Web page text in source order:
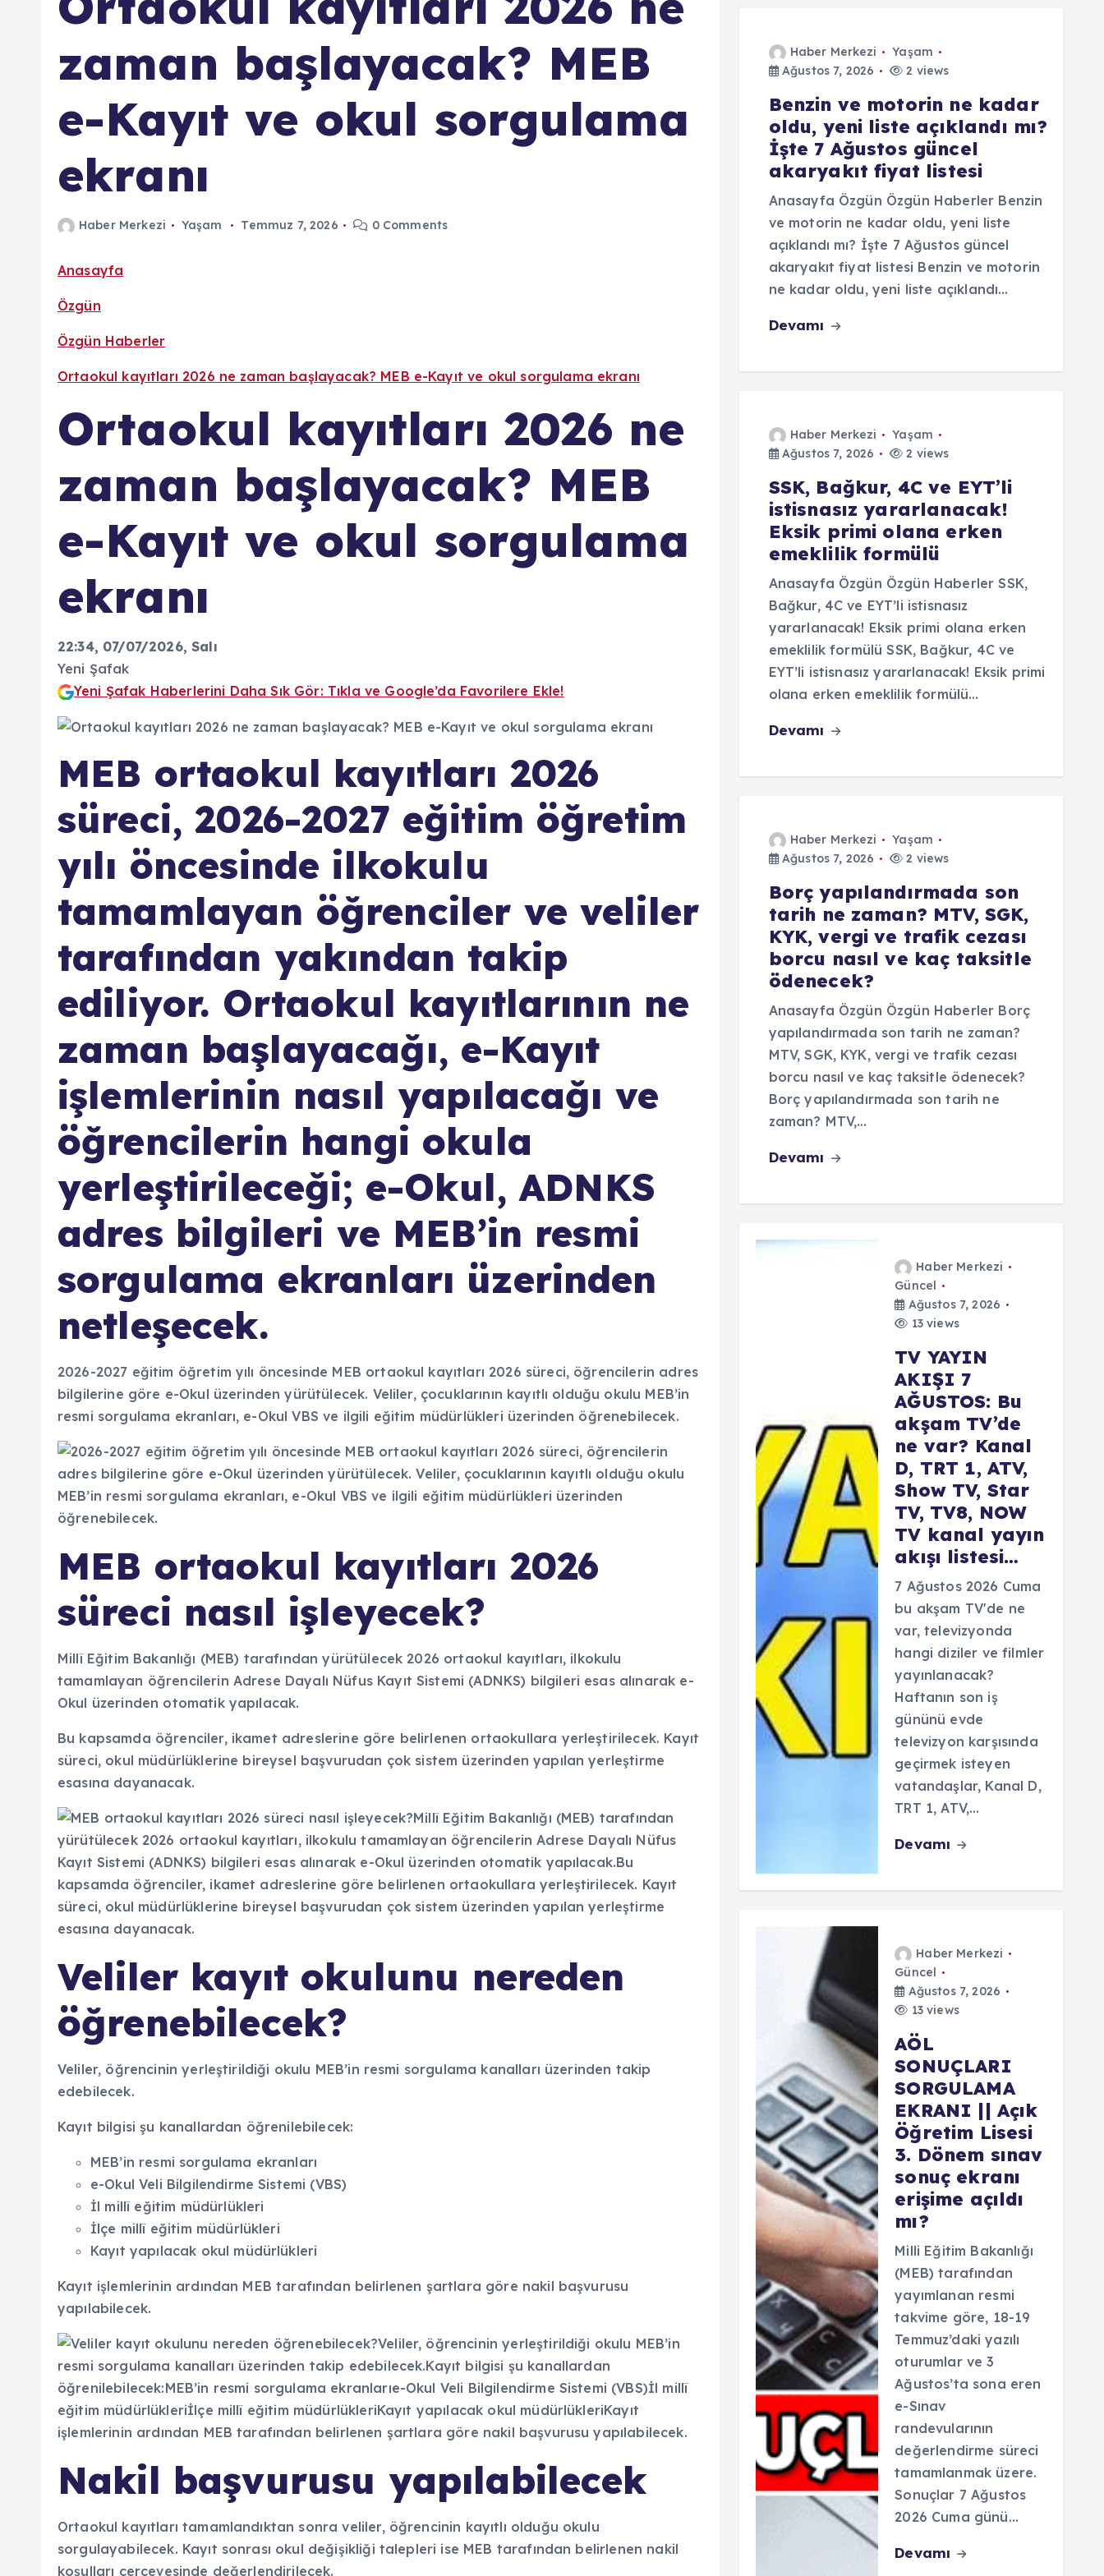
zaman başlayacak? MEB
e-Kayıt ve okul sorgulama
ekranı
Haber Merkezi Yaşam Temmuz 7, 2026 0 Comments
Anasayfa
Özgün
Özgün Haberler
Ortaokul kayıtları 2026 ne zaman başlayacak? MEB e-Kayıt ve okul sorgulama ekranı
Ortaokul kayıtları 2026 ne
zaman başlayacak? MEB
e-Kayıt ve okul sorgulama
ekranı
22:34, 07/07/2026, Salı
Yeni Şafak
Yeni Şafak Haberlerini Daha Sık Gör: Tıkla ve Google’da Favorilere Ekle!
MEB ortaokul kayıtları 2026
süreci, 2026-2027 eğitim öğretim
yılı öncesinde ilkokulu
tamamlayan öğrenciler ve veliler
tarafından yakından takip
ediliyor. Ortaokul kayıtlarının ne
zaman başlayacağı, e-Kayıt
işlemlerinin nasıl yapılacağı ve
öğrencilerin hangi okula
yerleştirileceği; e-Okul, ADNKS
adres bilgileri ve MEB’in resmi
sorgulama ekranları üzerinden
netleşecek.
2026-2027 eğitim öğretim yılı öncesinde MEB ortaokul kayıtları 2026 süreci, öğrencilerin adres
bilgilerine göre e-Okul üzerinden yürütülecek. Veliler, çocuklarının kayıtlı olduğu okulu MEB’in
resmi sorgulama ekranları, e-Okul VBS ve ilgili eğitim müdürlükleri üzerinden öğrenebilecek.
MEB ortaokul kayıtları 2026
süreci nasıl işleyecek?
Millî Eğitim Bakanlığı (MEB) tarafından yürütülecek 2026 ortaokul kayıtları, ilkokulu
tamamlayan öğrencilerin Adrese Dayalı Nüfus Kayıt Sistemi (ADNKS) bilgileri esas alınarak e-
Okul üzerinden otomatik yapılacak.
Bu kapsamda öğrenciler, ikamet adreslerine göre belirlenen ortaokullara yerleştirilecek. Kayıt
süreci, okul müdürlüklerine bireysel başvurudan çok sistem üzerinden yapılan yerleştirme
esasına dayanacak.
Veliler kayıt okulunu nereden
öğrenebilecek?
Veliler, öğrencinin yerleştirildiği okulu MEB’in resmi sorgulama kanalları üzerinden takip
edebilecek.
Kayıt bilgisi şu kanallardan öğrenilebilecek:
MEB’in resmi sorgulama ekranları
e-Okul Veli Bilgilendirme Sistemi (VBS)
İl millî eğitim müdürlükleri
İlçe millî eğitim müdürlükleri
Kayıt yapılacak okul müdürlükleri
Kayıt işlemlerinin ardından MEB tarafından belirlenen şartlara göre nakil başvurusu
yapılabilecek.
Nakil başvurusu yapılabilecek
Ortaokul kayıtları tamamlandıktan sonra veliler, öğrencinin kayıtlı olduğu okulu
sorgulayabilecek. Kayıt sonrası okul değişikliği talepleri ise MEB tarafından belirlenen nakil
koşulları çerçevesinde değerlendirilecek.
Haber Merkezi
Yaşam
Ağustos 7, 2026
2 views
Benzin ve motorin ne kadar
oldu, yeni liste açıklandı mı?
İşte 7 Ağustos güncel
akaryakıt fiyat listesi
Anasayfa Özgün Özgün Haberler Benzin
ve motorin ne kadar oldu, yeni liste
açıklandı mı? İşte 7 Ağustos güncel
akaryakıt fiyat listesi Benzin ve motorin
ne kadar oldu, yeni liste açıklandı…
Devamı
Haber Merkezi
Yaşam
Ağustos 7, 2026
2 views
SSK, Bağkur, 4C ve EYT’li
istisnasız yararlanacak!
Eksik primi olana erken
emeklilik formülü
Anasayfa Özgün Özgün Haberler SSK,
Bağkur, 4C ve EYT’li istisnasız
yararlanacak! Eksik primi olana erken
emeklilik formülü SSK, Bağkur, 4C ve
EYT’li istisnasız yararlanacak! Eksik primi
olana erken emeklilik formülü…
Devamı
Haber Merkezi
Yaşam
Ağustos 7, 2026
2 views
Borç yapılandırmada son
tarih ne zaman? MTV, SGK,
KYK, vergi ve trafik cezası
borcu nasıl ve kaç taksitle
ödenecek?
Anasayfa Özgün Özgün Haberler Borç
yapılandırmada son tarih ne zaman?
MTV, SGK, KYK, vergi ve trafik cezası
borcu nasıl ve kaç taksitle ödenecek?
Borç yapılandırmada son tarih ne
zaman? MTV,…
Devamı
Haber Merkezi
Güncel
Ağustos 7, 2026
13 views
TV YAYIN
AKIŞI 7
AĞUSTOS: Bu
akşam TV’de
ne var? Kanal
D, TRT 1, ATV,
Show TV, Star
TV, TV8, NOW
TV kanal yayın
akışı listesi…
7 Ağustos 2026 Cuma
bu akşam TV'de ne
var, televizyonda
hangi diziler ve filmler
yayınlanacak?
Haftanın son iş
gününü evde
televizyon karşısında
geçirmek isteyen
vatandaşlar, Kanal D,
TRT 1, ATV,…
Devamı
Haber Merkezi
Güncel
Ağustos 7, 2026
13 views
AÖL
SONUÇLARI
SORGULAMA
EKRANI || Açık
Öğretim Lisesi
3. Dönem sınav
sonuç ekranı
erişime açıldı
mı?
Milli Eğitim Bakanlığı
(MEB) tarafından
yayımlanan resmi
takvime göre, 18-19
Temmuz’daki yazılı
oturumlar ve 3
Ağustos’ta sona eren
e-Sınav
randevularının
değerlendirme süreci
tamamlanmak üzere.
Sonuçlar 7 Ağustos
2026 Cuma günü…
Devamı